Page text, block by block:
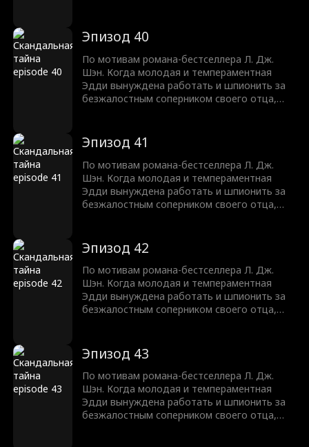
любовь с большой разницей в возрасте,
которая может погубить их обоих.
Эпизод 40
По мотивам романа-бестселлера Л. Дж.
Шэн. Когда молодая и темпераментная
Эдди вынуждена работать и шпионить за
безжалостным соперником своего отца,
любовь с большой разницей в возрасте,
которая может погубить их обоих.
Эпизод 41
По мотивам романа-бестселлера Л. Дж.
Шэн. Когда молодая и темпераментная
Эдди вынуждена работать и шпионить за
безжалостным соперником своего отца,
любовь с большой разницей в возрасте,
которая может погубить их обоих.
Эпизод 42
По мотивам романа-бестселлера Л. Дж.
Шэн. Когда молодая и темпераментная
Эдди вынуждена работать и шпионить за
безжалостным соперником своего отца,
любовь с большой разницей в возрасте,
которая может погубить их обоих.
Эпизод 43
По мотивам романа-бестселлера Л. Дж.
Шэн. Когда молодая и темпераментная
Эдди вынуждена работать и шпионить за
безжалостным соперником своего отца,